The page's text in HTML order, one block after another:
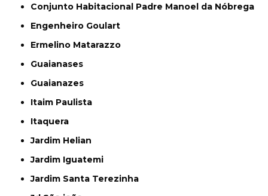
Conjunto Habitacional Padre Manoel da Nóbrega
Engenheiro Goulart
Ermelino Matarazzo
Guaianases
Guaianazes
Itaim Paulista
Itaquera
Jardim Helian
Jardim Iguatemi
Jardim Santa Terezinha